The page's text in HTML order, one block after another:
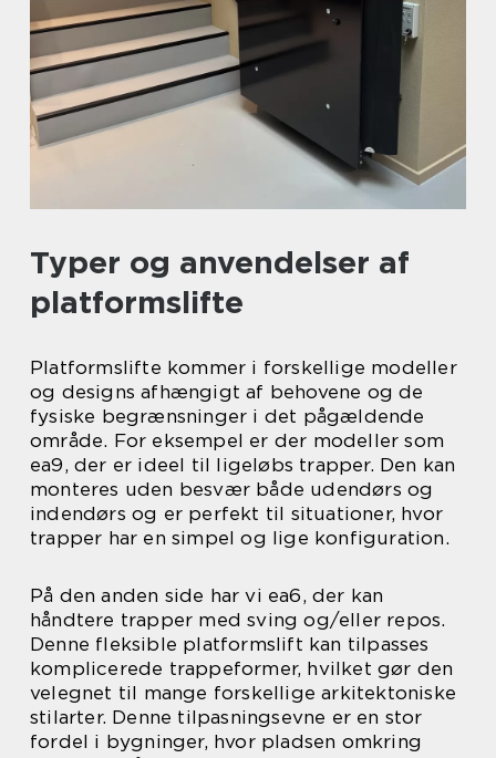
Typer og anvendelser af
platformslifte
Platformslifte kommer i forskellige modeller
og designs afhængigt af behovene og de
fysiske begrænsninger i det pågældende
område. For eksempel er der modeller som
ea9, der er ideel til ligeløbs trapper. Den kan
monteres uden besvær både udendørs og
indendørs og er perfekt til situationer, hvor
trapper har en simpel og lige konfiguration.
På den anden side har vi ea6, der kan
håndtere trapper med sving og/eller repos.
Denne fleksible platformslift kan tilpasses
komplicerede trappeformer, hvilket gør den
velegnet til mange forskellige arkitektoniske
stilarter. Denne tilpasningsevne er en stor
fordel i bygninger, hvor pladsen omkring